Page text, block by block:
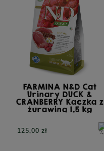
FARMINA N&D Cat
Urinary DUCK &
CRANBERRY Kaczka z
żurawiną 1,5 kg
125,00 zł